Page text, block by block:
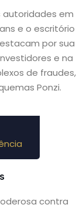
autoridades em
e o escritório
por sua
e na
de fraudes,
Ponzi.
contra